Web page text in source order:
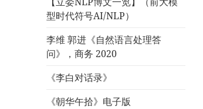
型时代符号AI/NLP）
李维 郭进《自然语言处理答
问》，商务 2020
《李白对话录》
《朝华午拾》电子版